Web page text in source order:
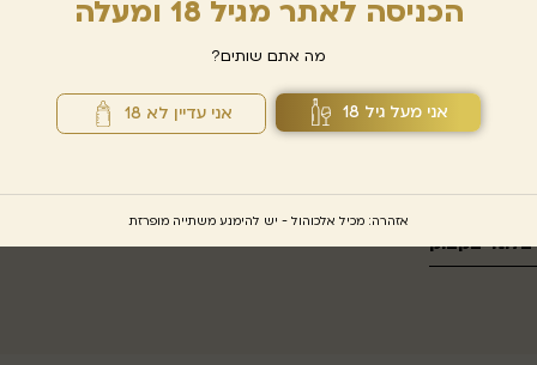
בקבוק
הכניסה לאתר מגיל 18 ומעלה
מה אתם שותים?
אני מעל גיל 18 אני עדיין לא 18
אזהרה: מכיל אלכוהול - יש להימנע משתייה מופרזת